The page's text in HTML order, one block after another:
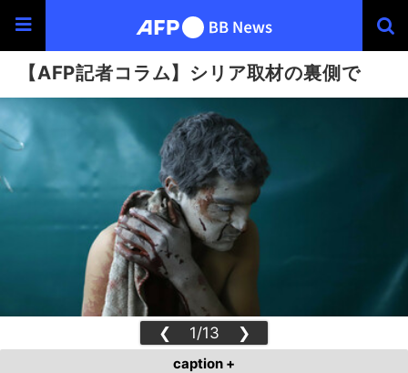
【AFP記者コラム】シリア取材の裏側で
❮ 1/13 ❯
caption +